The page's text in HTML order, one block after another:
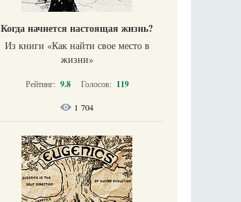
Когда начнется настоящая жизнь?
Из книги «Как найти свое место в
жизни​»
Рейтинг: 9.8 Голосов: 119
1 704